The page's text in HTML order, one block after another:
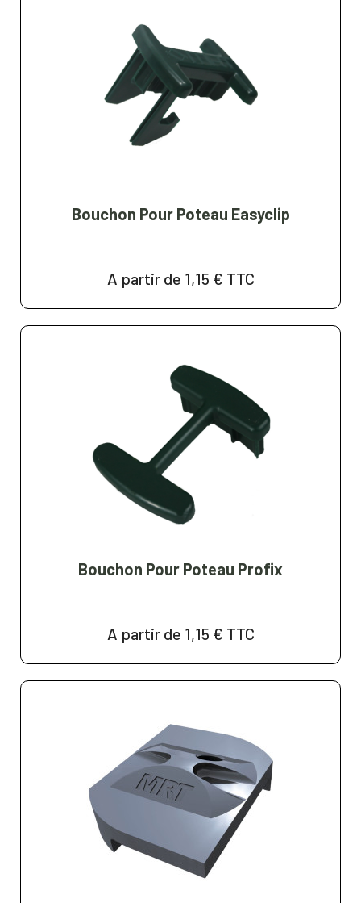
Bouchon Pour Poteau Easyclip
A partir de 1,15 € TTC
Bouchon Pour Poteau Profix
A partir de 1,15 € TTC